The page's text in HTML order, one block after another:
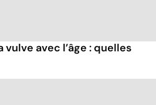
avec l’âge : quelles